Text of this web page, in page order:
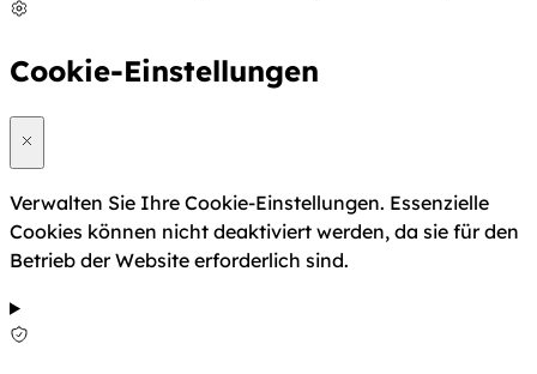
Cookie-Einstellungen
Verwalten Sie Ihre Cookie-Einstellungen. Essenzielle
Cookies können nicht deaktiviert werden, da sie für den
Betrieb der Website erforderlich sind.